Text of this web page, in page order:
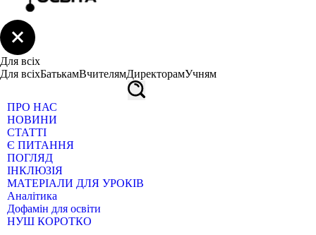
Для всіх
Для всіхБатькамВчителямДиректорамУчням
ПРО НАС
НОВИНИ
СТАТТІ
Є ПИТАННЯ
ПОГЛЯД
ІНКЛЮЗІЯ
МАТЕРІАЛИ ДЛЯ УРОКІВ
Аналітика
Дофамін для освіти
НУШ КОРОТКО